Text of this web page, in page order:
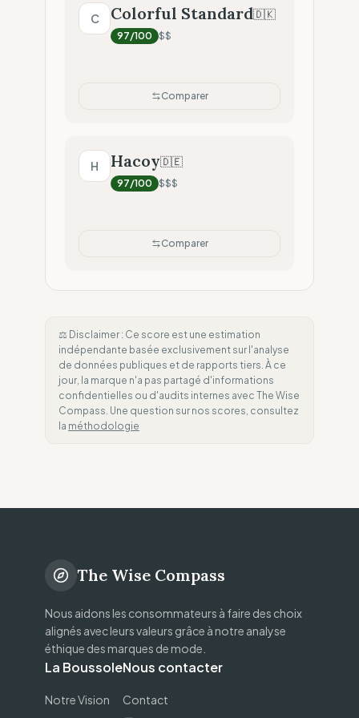
C Colorful Standard🇩🇰
97/100 $$
Comparer
H Hacoy🇩🇪
97/100 $$$
Comparer
⚖️ Disclaimer : Ce score est une estimation
indépendante basée exclusivement sur l'analyse
de données publiques et de rapports tiers. À ce
jour, la marque n'a pas partagé d'informations
confidentielles ou d'audits internes avec The Wise
Compass. Une question sur nos scores, consultez
la méthodologie
The Wise Compass
Nous aidons les consommateurs à faire des choix
alignés avec leurs valeurs grâce à notre analyse
éthique des marques de mode.
La Boussole
Notre Vision
Nous contacter
Contact